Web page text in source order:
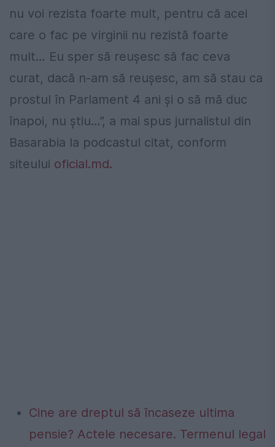
nu voi rezista foarte mult, pentru că acei
care o fac pe virginii nu rezistă foarte
mult… Eu sper să reușesc să fac ceva
curat, dacă n-am să reușesc, am să stau ca
prostul în Parlament 4 ani și o să mă duc
înapoi, nu știu…”, a mai spus jurnalistul din
Basarabia la podcastul citat, conform
siteului oficial.md.
Cine are dreptul să încaseze ultima
pensie? Actele necesare. Termenul legal